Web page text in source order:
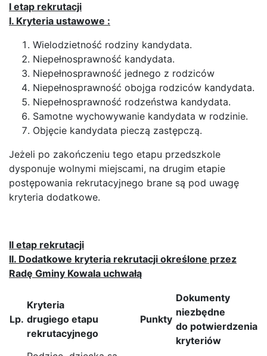
I etap rekrutacji
I. Kryteria ustawowe :
Wielodzietność rodziny kandydata.
Niepełnosprawność kandydata.
Niepełnosprawność jednego z rodziców
Niepełnosprawność obojga rodziców kandydata.
Niepełnosprawność rodzeństwa kandydata.
Samotne wychowywanie kandydata w rodzinie.
Objęcie kandydata pieczą zastępczą.
Jeżeli po zakończeniu tego etapu przedszkole
dysponuje wolnymi miejscami, na drugim etapie
postępowania rekrutacyjnego brane są pod uwagę
kryteria dodatkowe.
II etap rekrutacji
II. Dodatkowe kryteria rekrutacji określone przez
Radę Gminy Kowala uchwałą
Lp.
Kryteria
drugiego etapu
rekrutacyjnego
Punkty
Dokumenty
niezbędne
do potwierdzenia
kryteriów